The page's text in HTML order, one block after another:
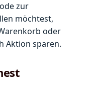
zur
möchtest,
oder
Aktion sparen.